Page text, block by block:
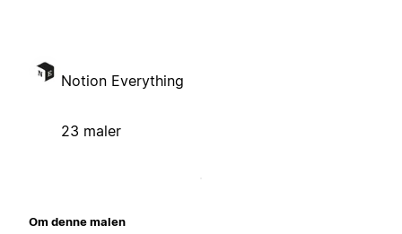
Notion Everything
23 maler
Om denne malen